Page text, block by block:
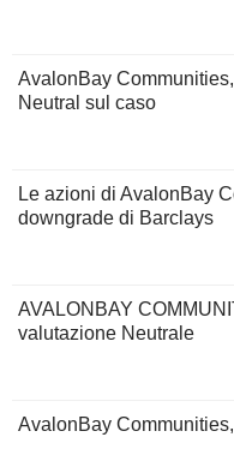
AvalonBay
Neutral sul caso
Le azioni di AvalonBay
downgrade di Barclays
AVALONBAY
valutazione Neutrale
AvalonBay